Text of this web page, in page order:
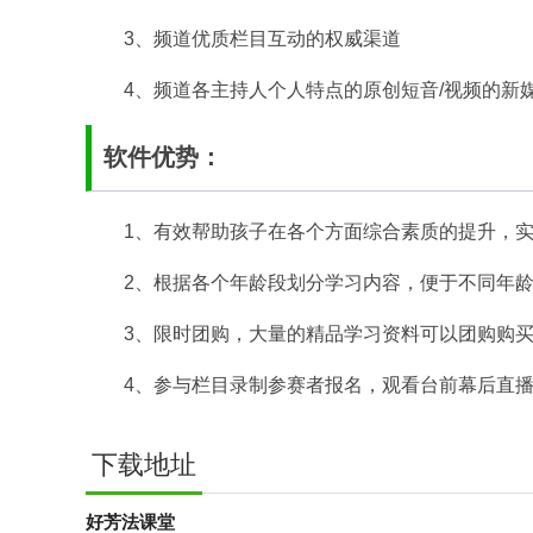
3、频道优质栏目互动的权威渠道
4、频道各主持人个人特点的原创短音/视频的新
软件优势：
1、有效帮助孩子在各个方面综合素质的提升，
2、根据各个年龄段划分学习内容，便于不同年
3、限时团购，大量的精品学习资料可以团购购
4、参与栏目录制参赛者报名，观看台前幕后直
下载地址
好芳法课堂